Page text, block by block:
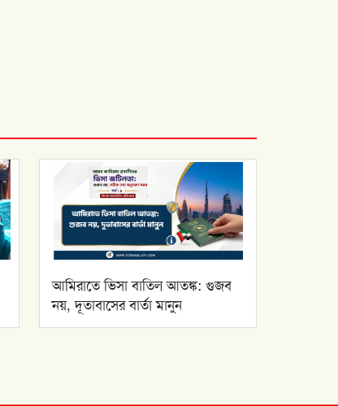
আমিরাতে ভিসা বাতিল আতঙ্ক: গুজব
নয়, দূতাবাসের বার্তা মানুন